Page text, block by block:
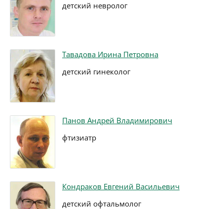
детский невролог
Тавадова Ирина Петровна
детский гинеколог
Панов Андрей Владимирович
фтизиатр
Кондраков Евгений Васильевич
детский офтальмолог